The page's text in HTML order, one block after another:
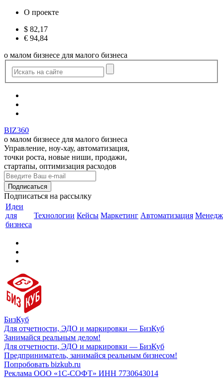
О проекте
$ 82,17
€ 94,84
о малом бизнесе для малого бизнеса
BIZ360
о малом бизнесе для малого бизнеса
Управление, ноу-хау, автоматизация,
точки роста, новые ниши, продажи,
стартапы, оптимизация расходов
Подписаться на рассылку
Идеи
для
бизнеса
Технологии Кейсы Маркетинг Автоматизация
БизКуб
Для отчетности, ЭДО и маркировки — БизКуб
Занимайся реальным делом!
Для отчетности, ЭДО и маркировки — БизКуб
Предприниматель, занимайся реальным бизнесом!
Попробовать bizkub.ru
Реклама ООО «1С-СОФТ» ИНН 7730643014